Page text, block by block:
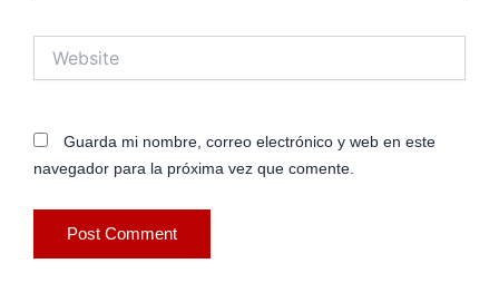
Guarda mi nombre, correo electrónico y web en este
navegador para la próxima vez que comente.